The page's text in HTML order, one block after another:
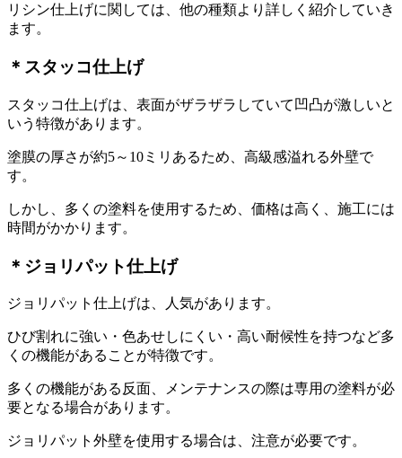
リシン仕上げに関しては、他の種類より詳しく紹介していき
ます。
＊スタッコ仕上げ
スタッコ仕上げは、表面がザラザラしていて凹凸が激しいと
いう特徴があります。
塗膜の厚さが約5～10ミリあるため、高級感溢れる外壁で
す。
しかし、多くの塗料を使用するため、価格は高く、施工には
時間がかかります。
＊ジョリパット仕上げ
ジョリパット仕上げは、人気があります。
ひび割れに強い・色あせしにくい・高い耐候性を持つなど多
くの機能があることが特徴です。
多くの機能がある反面、メンテナンスの際は専用の塗料が必
要となる場合があります。
ジョリパット外壁を使用する場合は、注意が必要です。